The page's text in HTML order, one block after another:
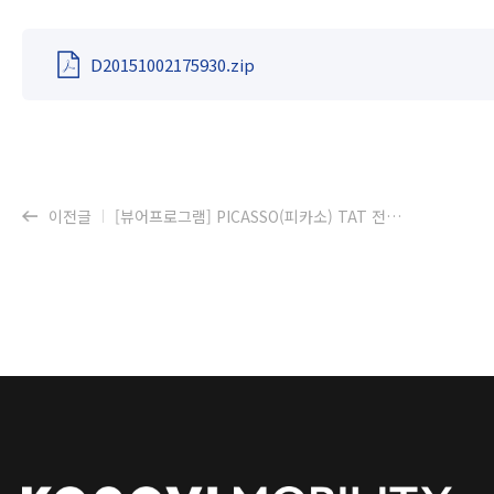
D20151002175930.zip
이전글 [뷰어프로그램] PICASSO(피카소) TAT 전용 PC 뷰어